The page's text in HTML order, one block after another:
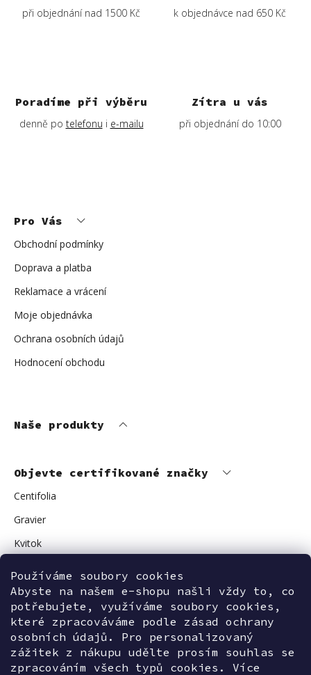
Používáme soubory cookies
Abyste na našem e-shopu našli vždy to, co
potřebujete, využíváme soubory cookies,
které zpracováváme podle zásad ochrany
osobních údajů. Pro personalizovaný
zážitek z nákupu udělte prosím souhlas se
zpracováním všech typů cookies. Více
při objednání nad 1500 Kč k objednávce nad 650 Kč
Poradíme při výběru
denně po telefonu i e-mailu
Zítra u vás
při objednání do 10:00
Pro Vás
Obchodní podmínky
Doprava a platba
Reklamace a vrácení
Moje objednávka
Ochrana osobních údajů
Hodnocení obchodu
Naše produkty
Objevte certifikované značky
Centifolia
Gravier
Kvitok
Avant Skincare
Sonnentor